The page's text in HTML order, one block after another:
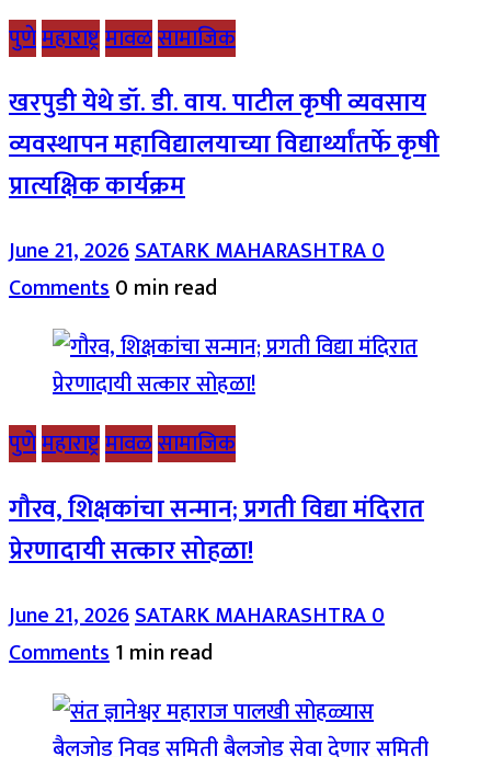
पुणेमहाराष्ट्रमावळसामाजिक
खरपुडी येथे डॉ. डी. वाय. पाटील कृषी व्यवसाय
व्यवस्थापन महाविद्यालयाच्या विद्यार्थ्यांतर्फे कृषी
प्रात्यक्षिक कार्यक्रम
June 21, 2026SATARK MAHARASHTRA0
Comments0 min read
पुणेमहाराष्ट्रमावळसामाजिक
गौरव, शिक्षकांचा सन्मान; प्रगती विद्या मंदिरात
प्रेरणादायी सत्कार सोहळा!
June 21, 2026SATARK MAHARASHTRA0
Comments1 min read